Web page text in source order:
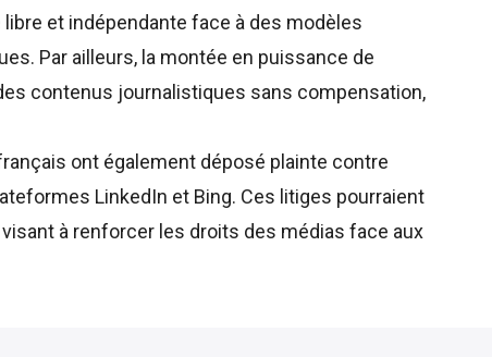
et indépendante face à des modèles
Par ailleurs, la montée en puissance de
contenus journalistiques sans compensation,
ont également déposé plainte contre
LinkedIn et Bing. Ces litiges pourraient
à renforcer les droits des médias face aux